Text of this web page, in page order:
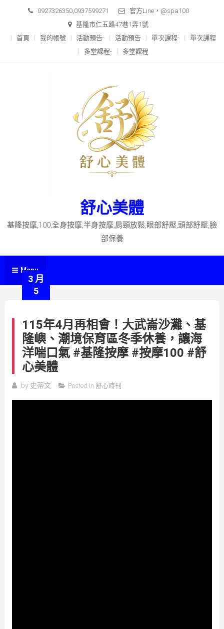
content
0927326350,0937599271
官方Line，@spa100
基隆市仁五路47巷1弄1號
首頁
我的帳號 活動預告- 活動預告 單次課程-
單次課程
多堂課程-
多堂課程
舒心美體
基隆按摩,100,全身按摩,半身按摩,肩頸放鬆,眼部舒壓,頭部舒壓,臉
部保養
Menu
3 月
5
115年4月再相會！大武崙沙灘、基
隆嶼、潮境保育區冬季休養，讓海
洋喘口氣 #基隆按摩 #按摩100 #舒
心美體
by 史蒂文 Posted in 舒心時刊